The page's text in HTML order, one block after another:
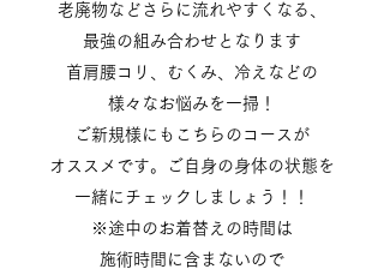
老廃物などさらに流れやすくなる、
最強の組み合わせとなります
首肩腰コリ、むくみ、冷えなどの
様々なお悩みを一掃！
ご新規様にもこちらのコースが
オススメです。ご自身の身体の状態を
一緒にチェックしましょう！！
※途中のお着替えの時間は
施術時間に含まないので